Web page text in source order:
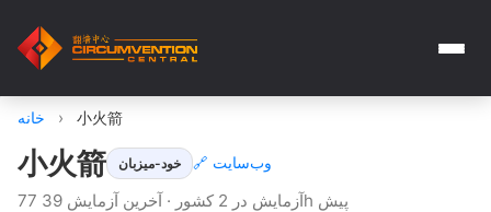
خانه › 小火箭
小火箭 خود-میزبان 🔗 وب‌سایت
77 آزمایش در 2 کشور · آخرین آزمایش 39h پیش